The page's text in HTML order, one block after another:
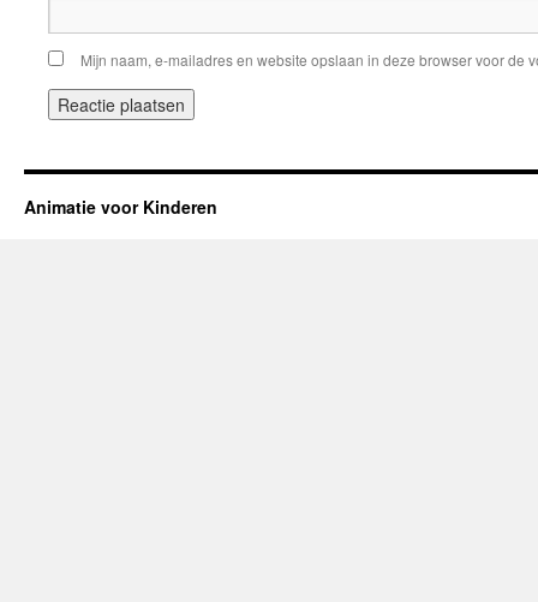
Mijn naam, e-mailadres en website opslaan in deze browser voor de
Animatie voor Kinderen